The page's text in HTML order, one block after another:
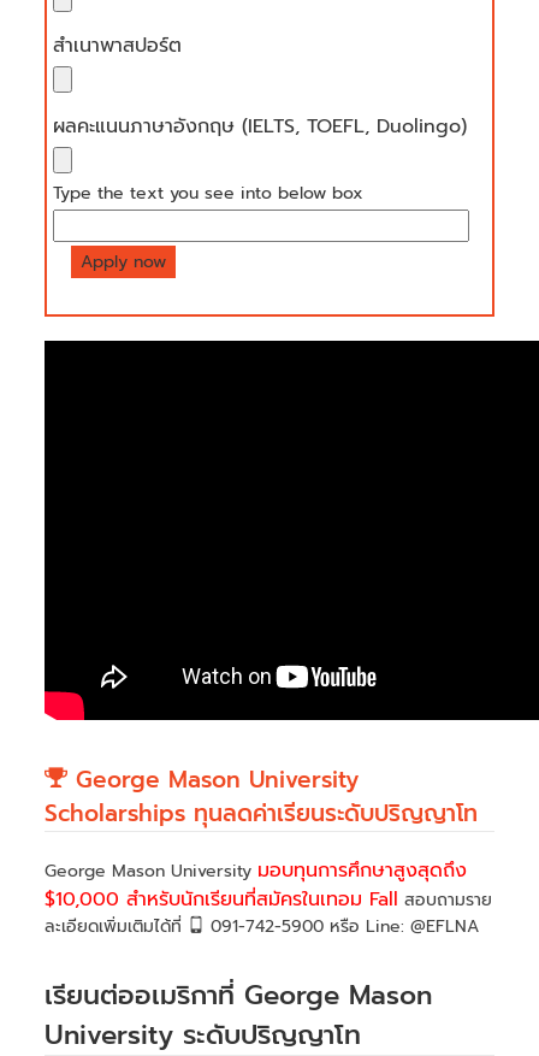
สำเนาพาสปอร์ต
ผลคะแนนภาษาอังกฤษ (IELTS, TOEFL, Duolingo)
Type the text you see into below box
George Mason University
Scholarships ทุนลดค่าเรียนระดับปริญญาโท
George Mason University มอบทุนการศึกษาสูงสุดถึง
$10,000 สำหรับนักเรียนที่สมัครในเทอม Fall สอบถามราย
ละเอียดเพิ่มเติมได้ที่
091-742-5900 หรือ Line: @EFLNA
เรียนต่ออเมริกาที่ George Mason
University ระดับปริญญาโท